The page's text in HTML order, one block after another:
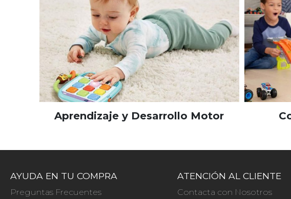
Aprendizaje y Desarrollo Motor
AYUDA EN TU COMPRA
Preguntas Frecuentes
ATENCIÓN AL CLIENTE
Contacta con Nosotros